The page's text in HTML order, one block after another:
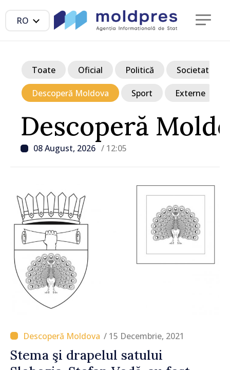
RO
Descoperă
08 August, 2026 / 12:05
Toate Oficial Politică Societate
Descoperă Moldova Sport Externe
/ 15 Decembrie, 2021
Stema şi drapelul satului